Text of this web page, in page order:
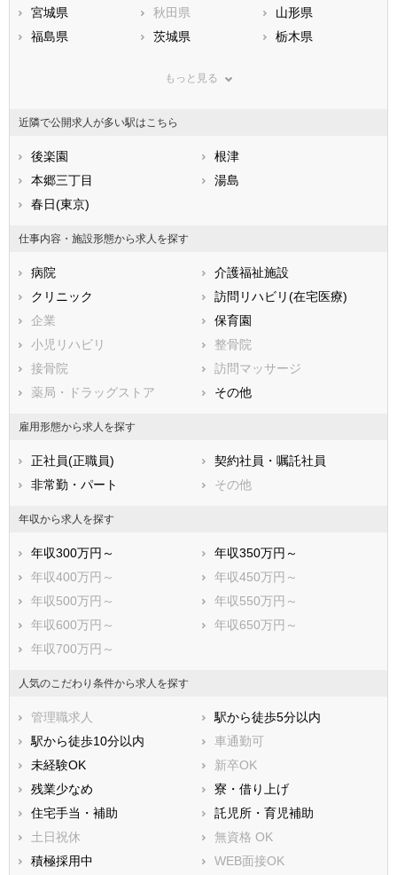
宮城県
秋田県
山形県
福島県
茨城県
栃木県
神奈川県
石川県
福井県
静岡県
滋賀県
兵庫県
香川県
高知県
福岡県
長崎県
熊本県
鹿児島県
もっと見る
近隣で公開求人が多い駅はこちら
後楽園
根津
本郷三丁目
湯島
春日(東京)
仕事内容・施設形態から求人を探す
病院
介護福祉施設
クリニック
訪問リハビリ(在宅医療)
企業
保育園
小児リハビリ
整骨院
接骨院
訪問マッサージ
薬局・ドラッグストア
その他
雇用形態から求人を探す
正社員(正職員)
契約社員・嘱託社員
非常勤・パート
その他
年収から求人を探す
年収300万円～
年収350万円～
年収400万円～
年収450万円～
年収500万円～
年収550万円～
年収600万円～
年収650万円～
年収700万円～
人気のこだわり条件から求人を探す
管理職求人
駅から徒歩5分以内
駅から徒歩10分以内
車通勤可
未経験OK
新卒OK
残業少なめ
寮・借り上げ
住宅手当・補助
託児所・育児補助
土日祝休
無資格 OK
積極採用中
WEB面接OK